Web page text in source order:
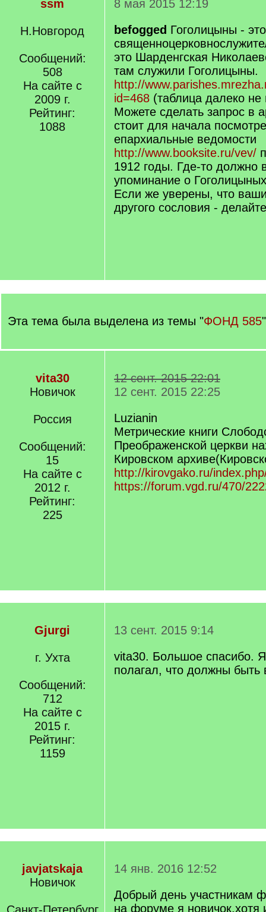
ssm
Н.Новгород
Сообщений:
508
На сайте с
2009 г.
Рейтинг:
1088
8 мая 2015 12:19
befogged Гоголицыны -
это Шарденгская
там служили Гоголицыны.
http://
id=468 (таблица далеко не
Можете сделать запрос в
стоит для начала
епархиальные ведомости
http://www.booksite.ru/vev/
1912 годы. Где-то должно
упоминание о
Если же уверены, что
другого сословия -
Эта тема была выделена из темы "ФОНД 585
vita30
Новичок
Россия
Сообщений:
15
На сайте с
2012 г.
Рейтинг:
225
12 сент. 2015 22:01
12 сент. 2015 22:25
Luzianin
Метрические книги
Преображенской церкви
Кировском
http://kirovgako.ru/
https://forum.vgd.ru/470/
Gjurgi
г. Ухта
Сообщений:
712
На сайте с
2015 г.
Рейтинг:
1159
13 сент. 2015 9:14
vita30. Большое спасибо.
полагал, что должны быть
javjatskaja
Новичок
14 янв. 2016 12:52
Добрый день участникам
на форуме я новичок,хотя